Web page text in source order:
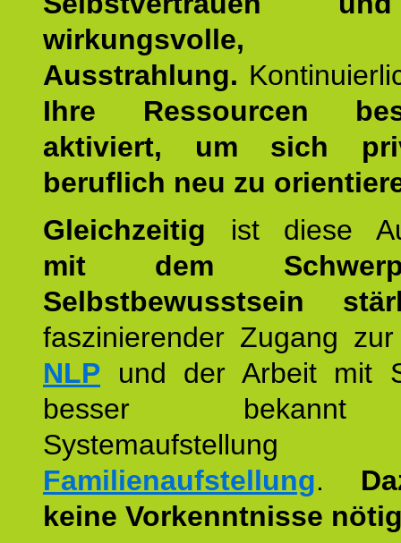
wirkungsvolle,
Ausstrahlung.
Ihre Ressourcen
aktiviert, um sich
beruflich neu zu
Gleichzeitig ist diese
mit dem
Selbstbewusstsein
faszinierender Zugang
NLP und der Arbeit mit
besser
Familienaufstellung.
keine Vorkenntnisse